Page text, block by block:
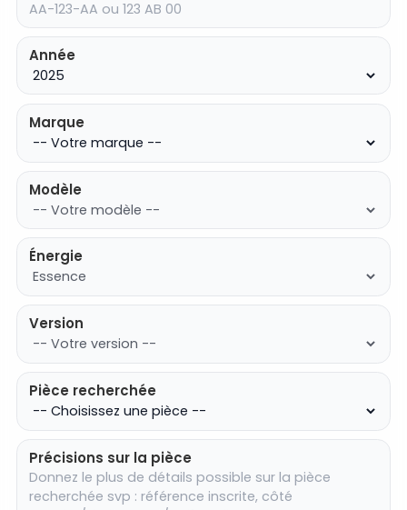
Année
Marque
Modèle
Énergie
Version
Pièce recherchée
Précisions sur la pièce